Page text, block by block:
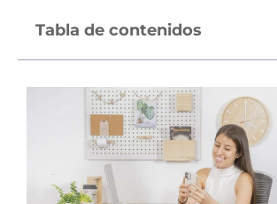
Tabla de contenidos